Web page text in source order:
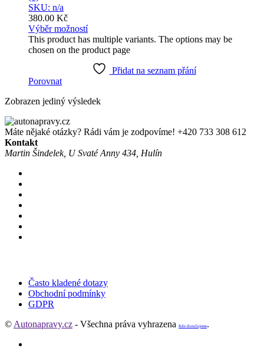
SKU: n/a
380.00 Kč
Výběr možností
This product has multiple variants. The options may be
chosen on the product page
Přidat na seznam přání
Porovnat
Zobrazen jediný výsledek
Máte nějaké otázky? Rádi vám je zodpovíme! +420 733 308 612
Kontakt
Martin Šindelek, U Svaté Anny 434, Hulín
Často kladené dotazy
Obchodní podmínky
GDPR
© Autonapravy.cz - Všechna práva vyhrazena Kde doručujeme.